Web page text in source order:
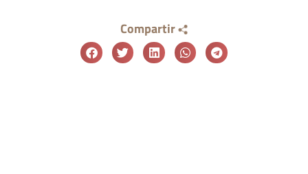
Compartir